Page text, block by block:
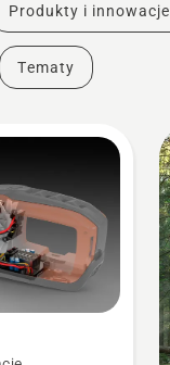
Produkty i innowacje
Tematy